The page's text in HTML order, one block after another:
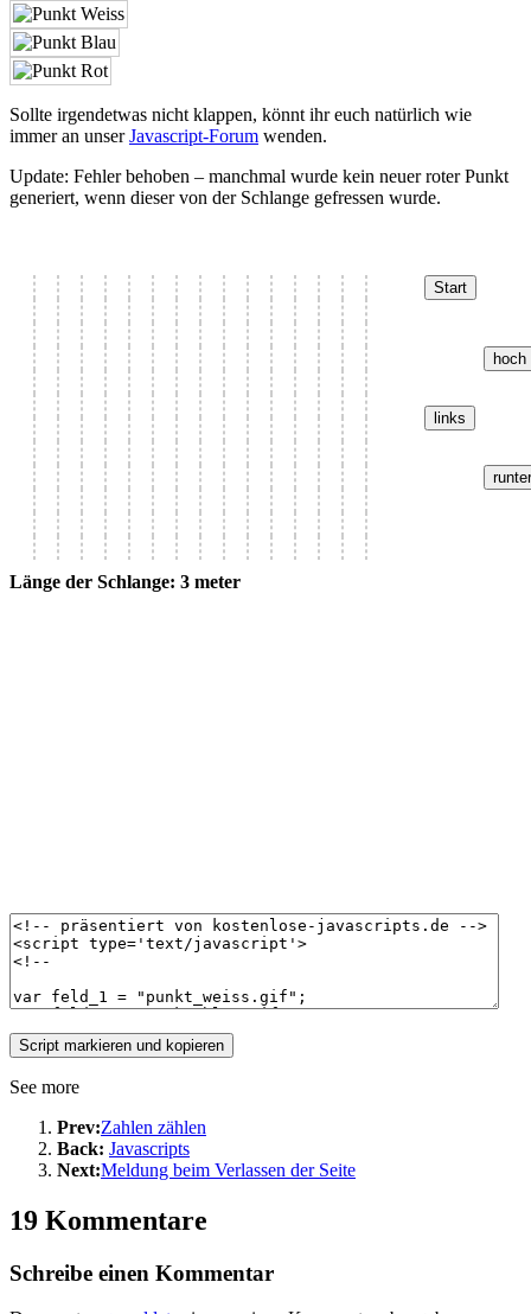
Sollte irgendetwas nicht klappen, könnt ihr euch natürlich wie
immer an unserJavascript-Forum wenden.
Update: Fehler behoben – manchmal wurde kein neuer roter Punkt
generiert, wenn dieser von der Schlange gefressen wurde.
Start
hoch
runter
links
Länge der Schlange: 3 meter
See more
Prev:Zahlen zählen
Back: Javascripts
Next:Meldung beim Verlassen der Seite
19 Kommentare
Schreibe einen Kommentar